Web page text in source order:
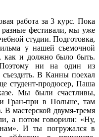
работа за 3 курс. Пока
разные фестивали, мы уже
студии. Подготовка,
у нашей съемочной
как и должно было быть.
ни на один из
съездить. В Канны поехал
студент-продюсер, Паша
Мы были счастливы,
и Гран-при в Польше, там
мастерской двумя-тремя
а потом говорили: «Ну,
И ты погружался в